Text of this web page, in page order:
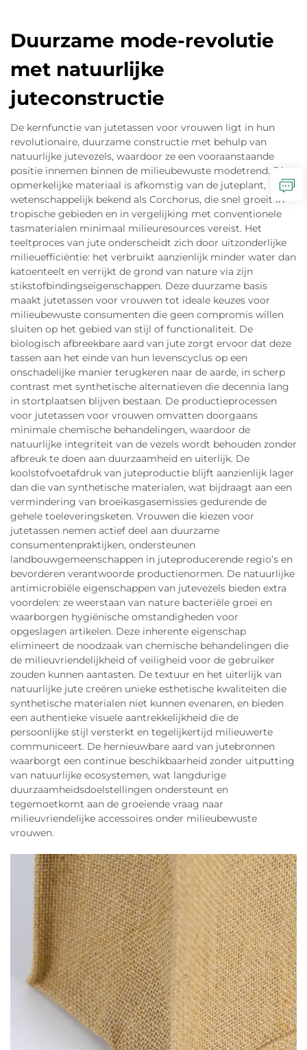
Duurzame mode-revolutie
met natuurlijke
juteconstructie
De kernfunctie van jutetassen voor vrouwen ligt in hun
revolutionaire, duurzame constructie met behulp van
natuurlijke jutevezels, waardoor ze een vooraanstaande
positie innemen binnen de milieubewuste modetrend. Dit
opmerkelijke materiaal is afkomstig van de juteplant,
wetenschappelijk bekend als Corchorus, die snel groeit in
tropische gebieden en in vergelijking met conventionele
tasmaterialen minimaal milieuresources vereist. Het
teeltproces van jute onderscheidt zich door uitzonderlijke
milieuefficiëntie: het verbruikt aanzienlijk minder water dan
katoenteelt en verrijkt de grond van nature via zijn
stikstofbindingseigenschappen. Deze duurzame basis
maakt jutetassen voor vrouwen tot ideale keuzes voor
milieubewuste consumenten die geen compromis willen
sluiten op het gebied van stijl of functionaliteit. De
biologisch afbreekbare aard van jute zorgt ervoor dat deze
tassen aan het einde van hun levenscyclus op een
onschadelijke manier terugkeren naar de aarde, in scherp
contrast met synthetische alternatieven die decennia lang
in stortplaatsen blijven bestaan. De productieprocessen
voor jutetassen voor vrouwen omvatten doorgaans
minimale chemische behandelingen, waardoor de
natuurlijke integriteit van de vezels wordt behouden zonder
afbreuk te doen aan duurzaamheid en uiterlijk. De
koolstofvoetafdruk van juteproductie blijft aanzienlijk lager
dan die van synthetische materialen, wat bijdraagt aan een
vermindering van broeikasgasemissies gedurende de
gehele toeleveringsketen. Vrouwen die kiezen voor
jutetassen nemen actief deel aan duurzame
consumentenpraktijken, ondersteunen
landbouwgemeenschappen in juteproducerende regio’s en
bevorderen verantwoorde productienormen. De natuurlijke
antimicrobiële eigenschappen van jutevezels bieden extra
voordelen: ze weerstaan van nature bacteriële groei en
waarborgen hygiënische omstandigheden voor
opgeslagen artikelen. Deze inherente eigenschap
elimineert de noodzaak van chemische behandelingen die
de milieuvriendelijkheid of veiligheid voor de gebruiker
zouden kunnen aantasten. De textuur en het uiterlijk van
natuurlijke jute creëren unieke esthetische kwaliteiten die
synthetische materialen niet kunnen evenaren, en bieden
een authentieke visuele aantrekkelijkheid die de
persoonlijke stijl versterkt en tegelijkertijd milieuwerte
communiceert. De hernieuwbare aard van jutebronnen
waarborgt een continue beschikbaarheid zonder uitputting
van natuurlijke ecosystemen, wat langdurige
duurzaamheidsdoelstellingen ondersteunt en
tegemoetkomt aan de groeiende vraag naar
milieuvriendelijke accessoires onder milieubewuste
vrouwen.